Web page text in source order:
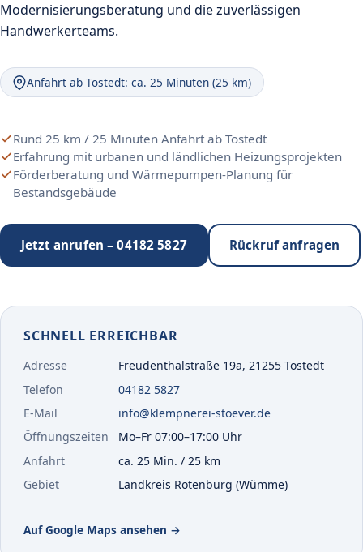
Modernisierungsberatung und die zuverlässigen
Handwerkerteams.
Anfahrt ab Tostedt: ca. 25 Minuten (25 km)
Rund 25 km / 25 Minuten Anfahrt ab Tostedt
Erfahrung mit urbanen und ländlichen Heizungsprojekten
Förderberatung und Wärmepumpen-Planung für
Bestandsgebäude
Jetzt anrufen – 04182 5827 Rückruf anfragen
SCHNELL ERREICHBAR
Adresse
Freudenthalstraße 19a, 21255 Tostedt
Telefon
04182 5827
E-Mail
info@klempnerei-stoever.de
Öffnungszeiten
Mo–Fr 07:00–17:00 Uhr
Anfahrt
ca. 25 Min. / 25 km
Gebiet
Landkreis Rotenburg (Wümme)
Auf Google Maps ansehen →